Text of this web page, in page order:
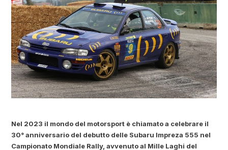
Nel 2023 il mondo del motorsport è chiamato a celebrare il
30° anniversario del debutto delle Subaru Impreza 555 nel
Campionato Mondiale Rally, avvenuto al Mille Laghi del